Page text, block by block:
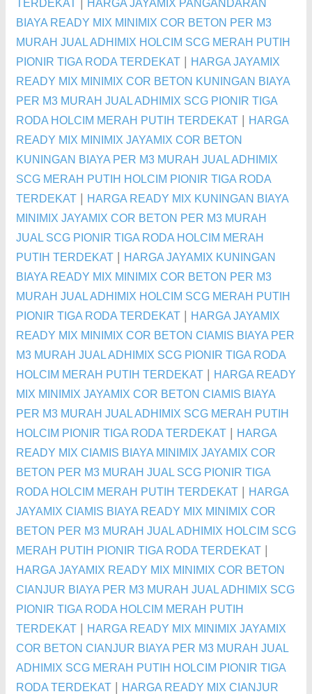
TERDEKAT
HARGA JAYAMIX PANGANDARAN
BIAYA READY MIX MINIMIX COR BETON PER M3
MURAH JUAL ADHIMIX HOLCIM SCG MERAH PUTIH
PIONIR TIGA RODA TERDEKAT
HARGA JAYAMIX
READY MIX MINIMIX COR BETON KUNINGAN BIAYA
PER M3 MURAH JUAL ADHIMIX SCG PIONIR TIGA
RODA HOLCIM MERAH PUTIH TERDEKAT
HARGA
READY MIX MINIMIX JAYAMIX COR BETON
KUNINGAN BIAYA PER M3 MURAH JUAL ADHIMIX
SCG MERAH PUTIH HOLCIM PIONIR TIGA RODA
TERDEKAT
HARGA READY MIX KUNINGAN BIAYA
MINIMIX JAYAMIX COR BETON PER M3 MURAH
JUAL SCG PIONIR TIGA RODA HOLCIM MERAH
PUTIH TERDEKAT
HARGA JAYAMIX KUNINGAN
BIAYA READY MIX MINIMIX COR BETON PER M3
MURAH JUAL ADHIMIX HOLCIM SCG MERAH PUTIH
PIONIR TIGA RODA TERDEKAT
HARGA JAYAMIX
READY MIX MINIMIX COR BETON CIAMIS BIAYA PER
M3 MURAH JUAL ADHIMIX SCG PIONIR TIGA RODA
HOLCIM MERAH PUTIH TERDEKAT
HARGA READY
MIX MINIMIX JAYAMIX COR BETON CIAMIS BIAYA
PER M3 MURAH JUAL ADHIMIX SCG MERAH PUTIH
HOLCIM PIONIR TIGA RODA TERDEKAT
HARGA
READY MIX CIAMIS BIAYA MINIMIX JAYAMIX COR
BETON PER M3 MURAH JUAL SCG PIONIR TIGA
RODA HOLCIM MERAH PUTIH TERDEKAT
HARGA
JAYAMIX CIAMIS BIAYA READY MIX MINIMIX COR
BETON PER M3 MURAH JUAL ADHIMIX HOLCIM SCG
MERAH PUTIH PIONIR TIGA RODA TERDEKAT
HARGA JAYAMIX READY MIX MINIMIX COR BETON
CIANJUR BIAYA PER M3 MURAH JUAL ADHIMIX SCG
PIONIR TIGA RODA HOLCIM MERAH PUTIH
TERDEKAT
HARGA READY MIX MINIMIX JAYAMIX
COR BETON CIANJUR BIAYA PER M3 MURAH JUAL
ADHIMIX SCG MERAH PUTIH HOLCIM PIONIR TIGA
RODA TERDEKAT
HARGA READY MIX CIANJUR